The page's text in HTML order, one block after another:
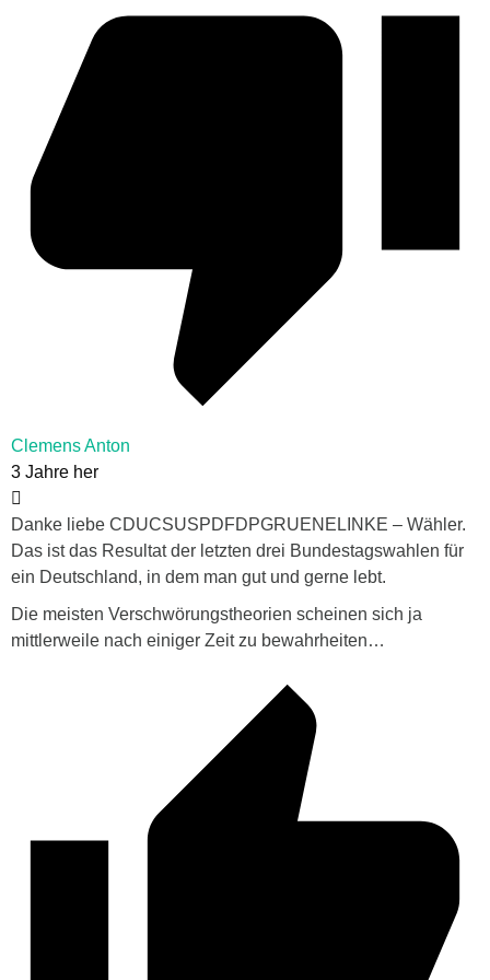
Clemens Anton
3 Jahre her
Danke liebe CDUCSUSPDFDPGRUENELINKE – Wähler.
Das ist das Resultat der letzten drei Bundestagswahlen für
ein Deutschland, in dem man gut und gerne lebt.
Die meisten Verschwörungstheorien scheinen sich ja
mittlerweile nach einiger Zeit zu bewahrheiten…